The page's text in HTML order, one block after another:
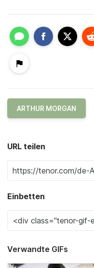
ARTHUR MORGAN
URL teilen
Einbetten
Verwandte GIFs